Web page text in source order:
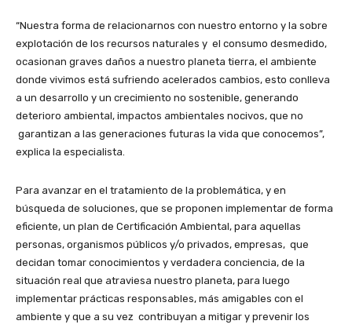
“Nuestra forma de relacionarnos con nuestro entorno y la sobre
explotación de los recursos naturales y el consumo desmedido,
ocasionan graves daños a nuestro planeta tierra, el ambiente
donde vivimos está sufriendo acelerados cambios, esto conlleva
a un desarrollo y un crecimiento no sostenible, generando
deterioro ambiental, impactos ambientales nocivos, que no
garantizan a las generaciones futuras la vida que conocemos”,
explica la especialista.
Para avanzar en el tratamiento de la problemática, y en
búsqueda de soluciones, que se proponen implementar de forma
eficiente, un plan de Certificación Ambiental, para aquellas
personas, organismos públicos y/o privados, empresas, que
decidan tomar conocimientos y verdadera conciencia, de la
situación real que atraviesa nuestro planeta, para luego
implementar prácticas responsables, más amigables con el
ambiente y que a su vez contribuyan a mitigar y prevenir los